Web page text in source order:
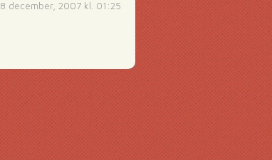
8 december, 2007 kl. 01:25